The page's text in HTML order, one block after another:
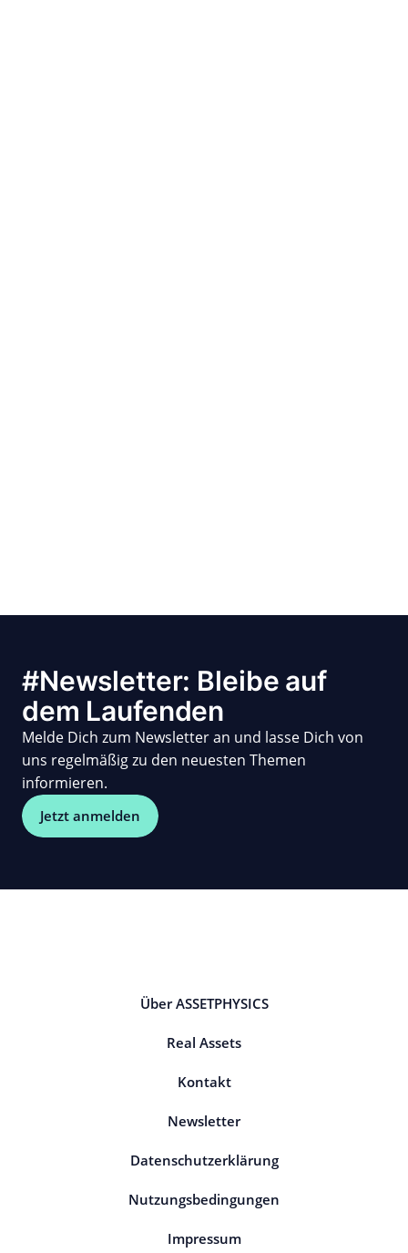
#Newsletter: Bleibe auf
dem Laufenden
Melde Dich zum Newsletter an und lasse Dich von
uns regelmäßig zu den neuesten Themen
informieren.
Jetzt anmelden
Über ASSETPHYSICS
Real Assets
Kontakt
Newsletter
Datenschutzerklärung
Nutzungsbedingungen
Impressum